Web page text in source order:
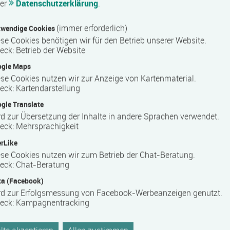
Mecklenburg-Vorpommern
ein modernes Bildungszentrum für Aus-, Fort- und
regional, national und international ausgerichtet. Als
innovative Produkte und Standards.
unser Schlüssel zum Erfolg.
eigene berufliche Zukunft selbst zu gestalten: Neben der
im seemännischen, technischen oder
bis hin zum Bachelor- und Master-Niveau.
bieten eine fortschrittliche und praxisorientierte
Werkstätten für Metall- und Elektrotechnik, SPS,
Datenschutzerklärung.
Cookies (immer erforderlich)
Cookies benötigen wir für den Betrieb unserer Website.
: Betrieb der Website
Maps
Cookies nutzen wir zur Anzeige von Kartenmaterial.
: Kartendarstellung
Translate
zur Übersetzung der Inhalte in andere Sprachen verwendet.
: Mehrsprachigkeit
Cookies nutzen wir zum Betrieb der Chat-Beratung.
: Chat-Beratung
(Facebook)
zur Erfolgsmessung von Facebook-Werbeanzeigen genutzt.
: Kampagnentracking